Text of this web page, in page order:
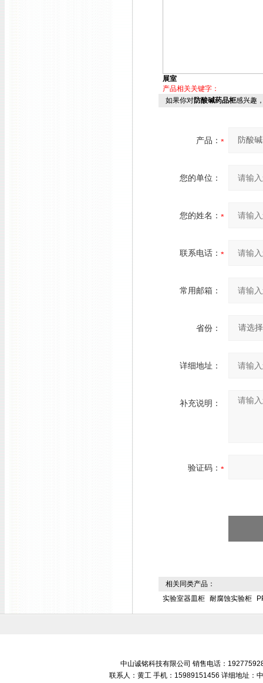
展室
产品相关关键字：
如果你对防酸碱药品柜感兴趣
产品：
您的单位：
您的姓名：
联系电话：
常用邮箱：
省份：
详细地址：
补充说明：
验证码：
相关同类产品：
实验室器皿柜
耐腐蚀实验柜
中山诚铭科技有限公司 销售电话：
联系人：黄工 手机：15989151456 详细地址：